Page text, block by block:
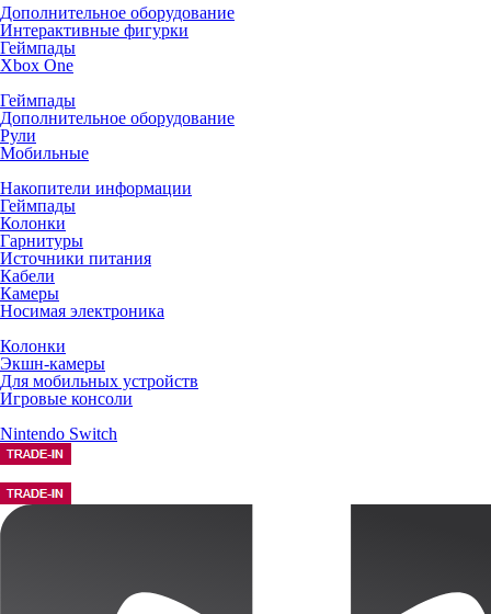
Дополнительное оборудование
Интерактивные фигурки
Геймпады
Xbox One
Геймпады
Дополнительное оборудование
Рули
Мобильные
Накопители информации
Геймпады
Колонки
Гарнитуры
Источники питания
Кабели
Камеры
Носимая электроника
Колонки
Экшн-камеры
Для мобильных устройств
Игровые консоли
Nintendo Switch